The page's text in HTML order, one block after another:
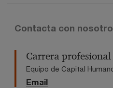
Contacta con
Carrera profesional
Equipo de Capital
Email